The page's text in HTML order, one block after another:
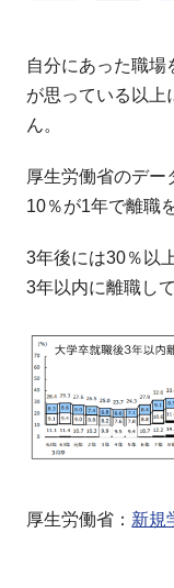
自分にあった職場
が思っている以上
ん。
厚生労働省のデー
10％が1年で離職
3年後には30％以
3年以内に離職し
厚生労働省： 新規